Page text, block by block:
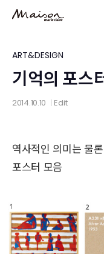
content
ART&DESIGN
기억의 포스
2014.10.10 Edit
역사적인 의미는 물
포스터 모음